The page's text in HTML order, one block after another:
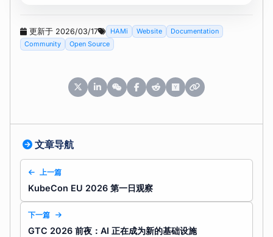
更新于 2026/03/17 HAMi Website
Documentation
Community
Open Source
文章导航
上一篇
KubeCon EU 2026 第一日观察
下一篇
GTC 2026 前夜：AI 正在成为新的基础设施